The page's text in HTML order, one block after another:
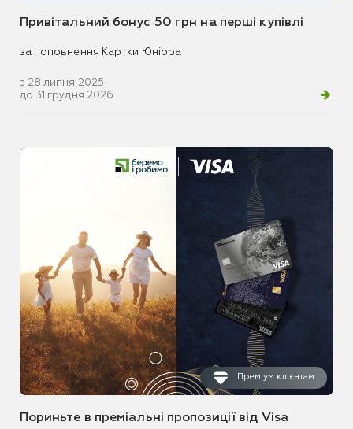
Привітальний бонус 50 грн на перші купівлі
за поповнення Картки Юніора
з 28 липня 2025
до 31 грудня 2026
Преміум клієнтам
Пориньте в преміальні пропозиції від Visa